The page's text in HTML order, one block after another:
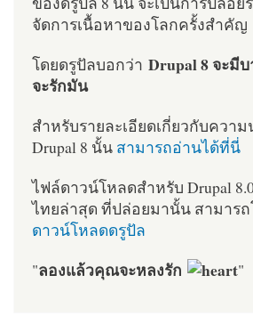
จัดการเนื้อหาของโลกครั้งสำคัญ
โดยดรูปัลบอกว่า Drupal 8 จะมี
จะรักมัน
สำหรับรายละเอียดเกี่ยวกับควา
Drupal 8 นั้น สามารถอ่านได้ที่นี่
ไฟล์ดาวน์โหลดสำหรับ Drupal
ไทยล่าสุด ที่ปล่อยมานั้น สามาร
ดาวน์โหลดดรูปัล
"ลองแล้วคุณจะหลงรัก "